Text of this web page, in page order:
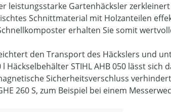
leistungsstarke Gartenhäcksler
Schnittmaterial mit Holzanteilen
erhalten Sie somit
den Transport des Häckslers und
STIHL AHB 050 lässt sich
Sicherheitsverschluss
260 S, zum Beispiel bei einem